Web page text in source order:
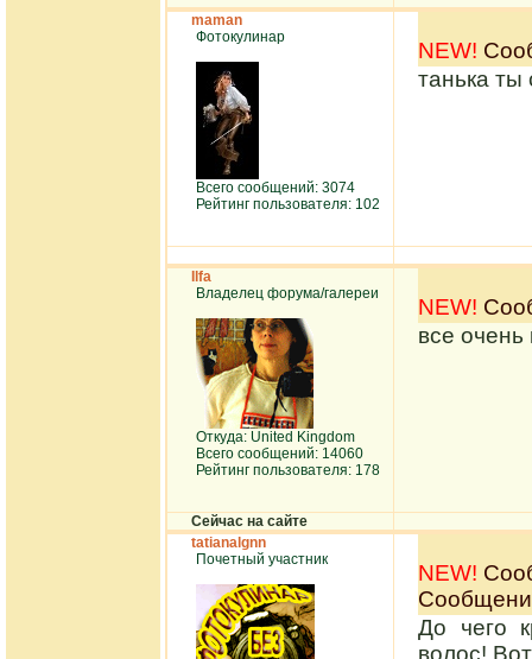
maman
Фотокулинар
Всего сообщений: 3074
Рейтинг пользователя: 102
NEW!
танька ты
Ilfa
Владелец форума/галереи
Откуда: United Kingdom
Всего сообщений: 14060
Рейтинг пользователя: 178
NEW!
все
Сейчас на сайте
tatianalgnn
Почетный участник
NEW!
До чего
волос!